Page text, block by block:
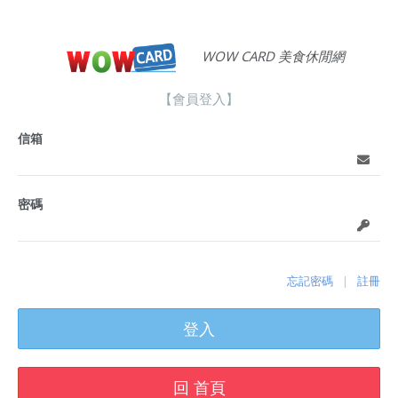
WOW CARD 美食休閒網
【會員登入】
信箱
密碼
忘記密碼 | 註冊
登入
回 首頁